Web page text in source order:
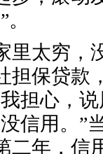
太穷，
担保贷款
担心，
信用。”
二年，信